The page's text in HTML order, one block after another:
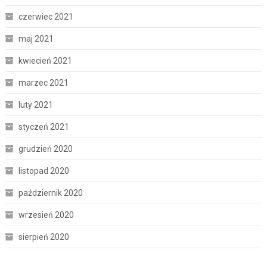
czerwiec 2021
maj 2021
kwiecień 2021
marzec 2021
luty 2021
styczeń 2021
grudzień 2020
listopad 2020
październik 2020
wrzesień 2020
sierpień 2020